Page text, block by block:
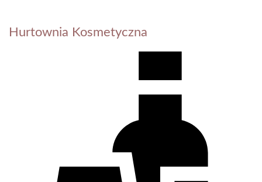
Hurtownia Kosmetyczna